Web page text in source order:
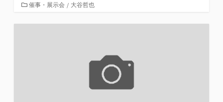
カ
ゴ
催事・展示会 / 大谷哲也